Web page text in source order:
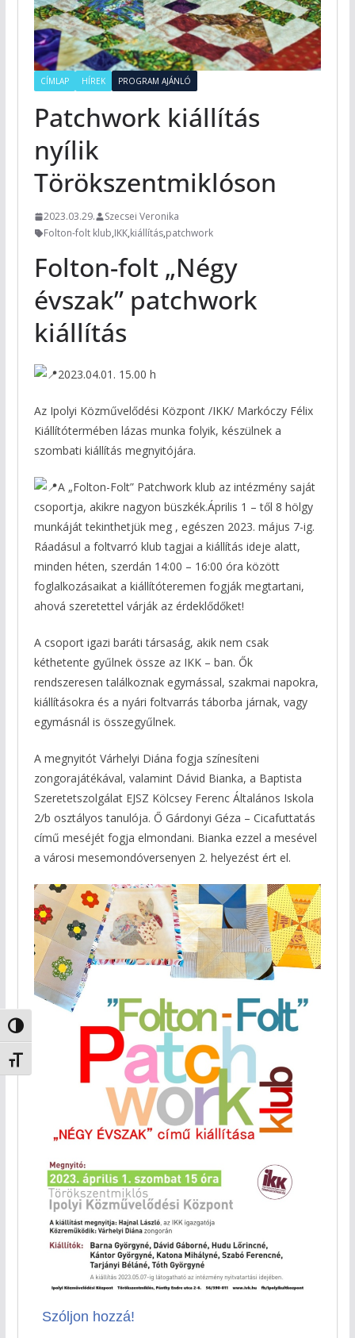
Nagy kontraszt váltása
Betűméret váltása
CÍMLAP HÍREK PROGRAM AJÁNLÓ
Patchwork kiállítás
nyílik
Törökszentmiklóson
2023.03.29.
Szecsei Veronika
Folton-folt klub,IKK,kiállítás,patchwork
Folton-folt „Négy
évszak” patchwork
kiállítás
2023.04.01. 15.00 h
Az Ipolyi Közművelődési Központ /IKK/ Markóczy Félix
Kiállítótermében lázas munka folyik, készülnek a
szombati kiállítás megnyitójára.
A „Folton-Folt” Patchwork klub az intézmény saját
csoportja, akikre nagyon büszkék.Április 1 – től 8 hölgy
munkáját tekinthetjük meg , egészen 2023. május 7-ig.
Ráadásul a foltvarró klub tagjai a kiállítás ideje alatt,
minden héten, szerdán 14:00 – 16:00 óra között
foglalkozásaikat a kiállítóteremen fogják megtartani,
ahová szeretettel várják az érdeklődőket!
A csoport igazi baráti társaság, akik nem csak
kéthetente gyűlnek össze az IKK – ban. Ők
rendszeresen találkoznak egymással, szakmai napokra,
kiállításokra és a nyári foltvarrás táborba járnak, vagy
egymásnál is összegyűlnek.
A megnyitót Várhelyi Diána fogja színesíteni
zongorajátékával, valamint Dávid Bianka, a Baptista
Szeretetszolgálat EJSZ Kölcsey Ferenc Általános Iskola
2/b osztályos tanulója. Ő Gárdonyi Géza – Cicafuttatás
című meséjét fogja elmondani. Bianka ezzel a mesével
a városi mesemondóversenyen 2. helyezést ért el.
Szóljon hozzá!